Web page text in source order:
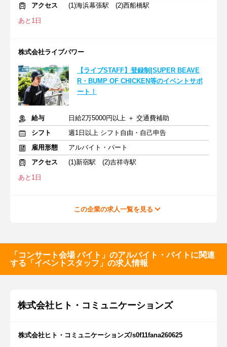
アクセス
(1)海浜幕張駅 (2)西船橋駅
あと1日
株式会社ライブパワー
【ライブSTAFF】登録制|SUPER BEAVE
R・BUMP OF CHICKEN等のイベントサポ
ート！
給与
日給2万5000円以上 ＋ 交通費補助
シフト
週1日以上 シフト自由・自己申告
雇用形態
アルバイト・パート
アクセス
(1)新宿駅 (2)吉祥寺駅
あと1日
この企業の求人一覧を見る
「コンサート会場 バイト」のアルバイト・バイトに関連
する「イベントスタッフ」の求人情報
株式会社ヒト・コミュニケーションズ
株式会社ヒト・コミュニケーションズ/s0f11fana260625